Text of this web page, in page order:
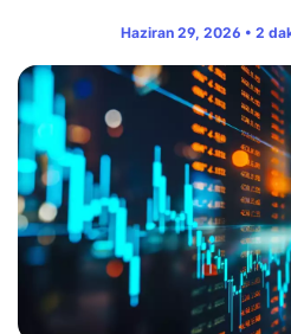
Haziran 29, 2026 • 2